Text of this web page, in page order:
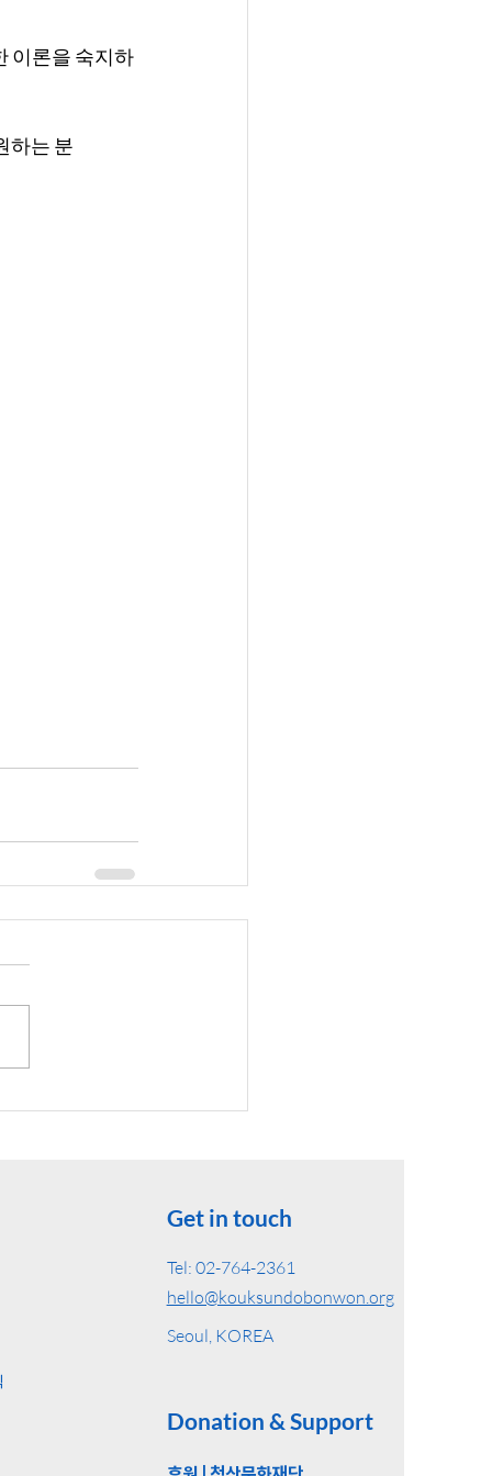
이론을 숙지하
하는 분
Get in touch
Tel: 02-764-2361
hello@kouksundobonwon.org
Seoul, KOREA
Donation & Support